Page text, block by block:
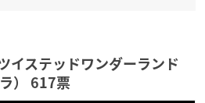
イステッドワンダーランド
） 617票